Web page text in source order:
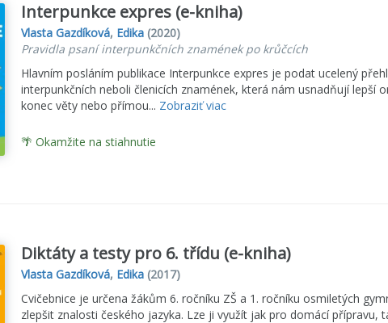
Interpunkce expres (e-kniha)
Vlasta Gazdíková, Edika(2020)
Pravidla psaní interpunkčních znamének po krůčcích
Hlavním posláním publikace Interpunkce expres je podat ucelený
interpunkčních neboli členicích znamének, která nám usnadňují lepší
konec věty nebo přímou... Zobraziť viac
🌴 Okamžite na stiahnutie
Diktáty a testy pro 6. třídu (e-kniha)
Vlasta Gazdíková, Edika(2017)
Cvičebnice je určena žákům 6. ročníku ZŠ a 1. ročníku osmiletých
zlepšit znalosti českého jazyka. Lze ji využít jak pro domácí přípravu,